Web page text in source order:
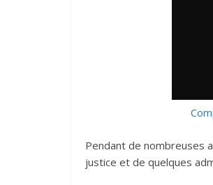
Pendant de nombreuses
justice et de quelques